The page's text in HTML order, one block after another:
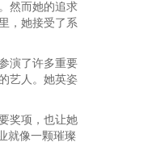
然而她的追求
，她接受了系
演了许多重要
艺人。她英姿
奖项，也让她
就像一颗璀璨